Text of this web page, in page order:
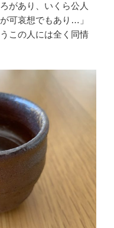
があり、いくら公人
可哀想でもあり…」
この人には全く同情